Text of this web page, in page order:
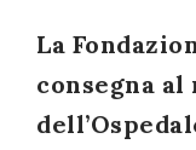
La
consegna
legislativo
196/03